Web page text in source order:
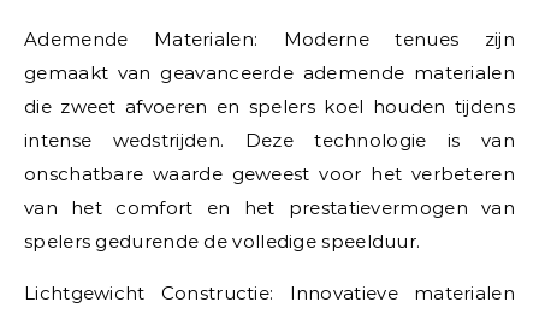
Ademende Materialen: Moderne tenues zijn
gemaakt van geavanceerde ademende materialen
die zweet afvoeren en spelers koel houden tijdens
intense wedstrijden. Deze technologie is van
onschatbare waarde geweest voor het verbeteren
van het comfort en het prestatievermogen van
spelers gedurende de volledige speelduur.
Lichtgewicht Constructie: Innovatieve materialen